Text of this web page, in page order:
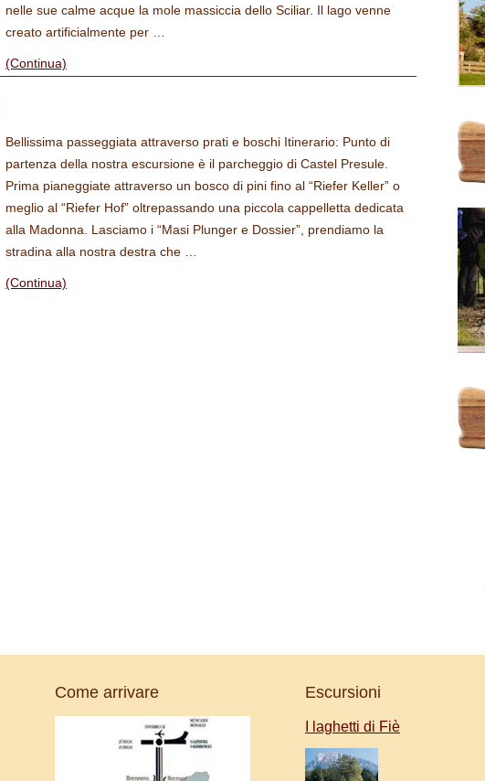
nelle sue calme acque la mole massiccia dello Sciliar. Il lago venne
creato artificialmente per …
(Continua)
Bellissima passeggiata attraverso prati e boschi Itinerario: Punto di
partenza della nostra escursione è il parcheggio di Castel Presule.
Prima pianeggiate attraverso un bosco di pini fino al “Riefer Keller” o
meglio al “Riefer Hof” oltrepassando una piccola cappelletta dedicata
alla Madonna. Lasciamo i “Masi Plunger e Dossier”, prendiamo la
stradina alla nostra destra che …
(Continua)
Come arrivare Escursioni
I laghetti di Fiè